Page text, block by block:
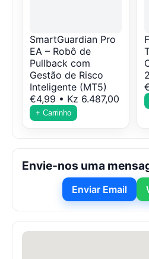
SmartGuardian Pro
EA – Robô de
Pullback com
Gestão de Risco
Inteligente (MT5)
€4,99 • Kz 6.487,00
+ Carrinho
Envie-nos uma
Enviar Email